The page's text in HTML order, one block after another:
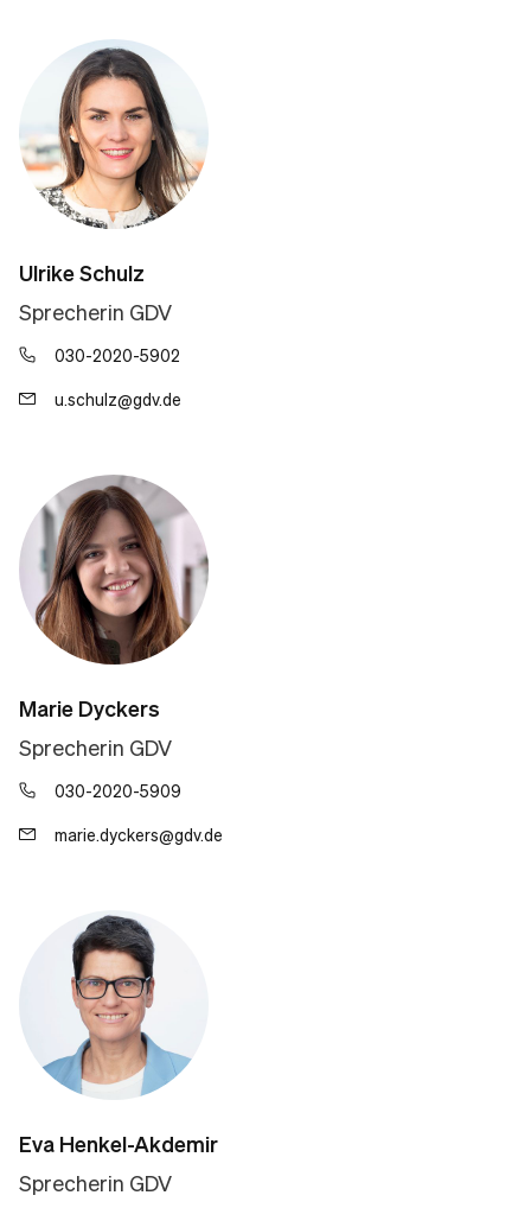
Ulrike Schulz
Sprecherin GDV
030-2020-5902
u.schulz@gdv.de
Marie Dyckers
Sprecherin GDV
030-2020-5909
marie.dyckers@gdv.de
Eva Henkel-Akdemir
Sprecherin GDV